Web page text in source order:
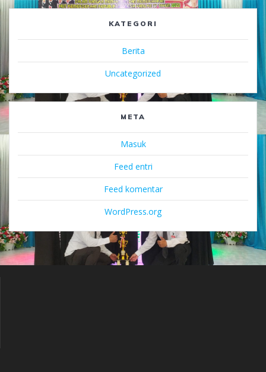
KATEGORI
Berita
Uncategorized
META
Masuk
Feed entri
Feed komentar
WordPress.org